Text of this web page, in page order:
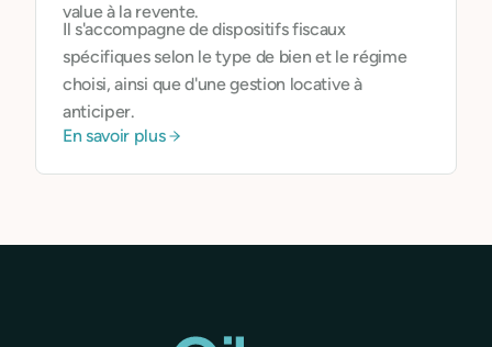
value à la revente.
Il s'accompagne de dispositifs fiscaux
spécifiques selon le type de bien et le régime
choisi, ainsi que d'une gestion locative à
anticiper.
En savoir plus